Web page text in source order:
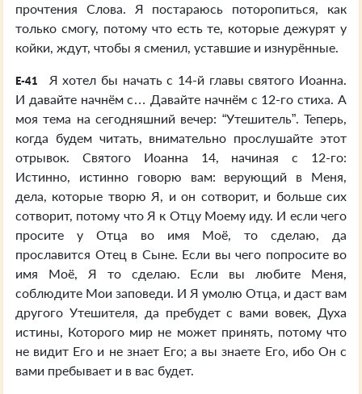
прочтения Слова. Я постараюсь поторопиться, как
только смогу, потому что есть те, которые дежурят у
койки, ждут, чтобы я сменил, уставшие и изнурённые.
E-41
Я хотел бы начать с 14-й главы святого Иоанна.
И давайте начнём с… Давайте начнём с 12-го стиха. А
моя тема на сегодняшний вечер: “Утешитель”. Теперь,
когда будем читать, внимательно прослушайте этот
отрывок. Святого Иоанна 14, начиная с 12-го:
Истинно, истинно говорю вам: верующий в Меня,
дела, которые творю Я, и он сотворит, и больше сих
сотворит, потому что Я к Отцу Моему иду. И если чего
просите у Отца во имя Моё, то сделаю, да
прославится Отец в Сыне. Если вы чего попросите во
имя Моё, Я то сделаю. Если вы любите Меня,
соблюдите Мои заповеди. И Я умолю Отца, и даст вам
другого Утешителя, да пребудет с вами вовек, Духа
истины, Которого мир не может принять, потому что
не видит Его и не знает Его; а вы знаете Его, ибо Он с
вами пребывает и в вас будет.